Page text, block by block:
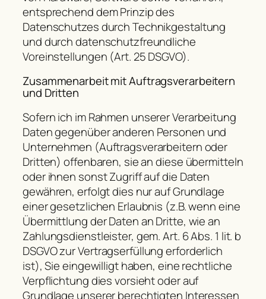
entsprechend dem Prinzip des
Datenschutzes durch Technikgestaltung
und durch datenschutzfreundliche
Voreinstellungen (Art. 25 DSGVO).
Zusammenarbeit mit Auftragsverarbeitern
und Dritten
Sofern ich im Rahmen unserer Verarbeitung
Daten gegenüber anderen Personen und
Unternehmen (Auftragsverarbeitern oder
Dritten) offenbaren, sie an diese übermitteln
oder ihnen sonst Zugriff auf die Daten
gewähren, erfolgt dies nur auf Grundlage
einer gesetzlichen Erlaubnis (z.B. wenn eine
Übermittlung der Daten an Dritte, wie an
Zahlungsdienstleister, gem. Art. 6 Abs. 1 lit. b
DSGVO zur Vertragserfüllung erforderlich
ist), Sie eingewilligt haben, eine rechtliche
Verpflichtung dies vorsieht oder auf
Grundlage unserer berechtigten Interessen